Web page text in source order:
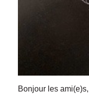
Bonjour les